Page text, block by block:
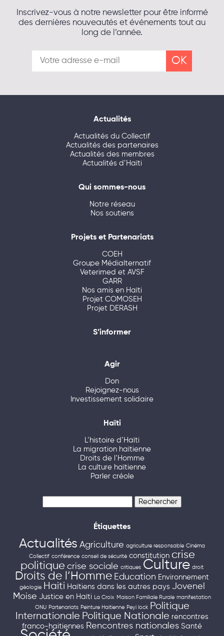
Inscrivez-vous à notre newsletter pour être informé
des dernières nouveautés et événements tout au
long de l’année.
Actualités
Actualités du Collectif
Actualités des partenaires
Actualités des membres
Actualités d’Haïti
Qui sommes-nous
Notre réseau
Nos soutiens
Projets et Partenariats
COEH
Groupe Médialternatif
Veterimed et AVSF
GARR
Nos amis en Haïti
Projet COMOSEH
Projet DERASH
S’informer
Agir
Don
Rejoignez-nous
Investissement solidaire
Haïti
L’histoire d’Haïti
La migration haïtienne
Droits de l’Homme
La culture haïtienne
Parler créole
Étiquettes
Actualités Agriculture agriculture responsable Cinéma
Collectif conférence conseil de sécurité constitution crise
politique crise sociale critiques Culture droit
Droits de l’Homme Education Environnement
géologie Haiti Haïtiens dans les autres pays Jovenel
Moise Justice en Haïti La Croix Maison Familiale Rurale manifestation
ONU Partenariats Peinture Haitienne Peyi lock
Politique
Internationale Politique Nationale rencontres
franco-haitiennes Rencontres nationales Santé